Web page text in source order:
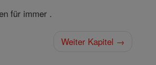
für immer .
Weiter Kapitel →